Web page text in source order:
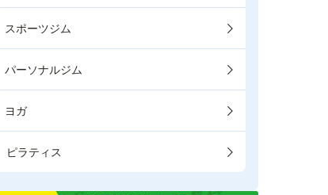
スポーツジム
パーソナルジム
ヨガ
ピラティス